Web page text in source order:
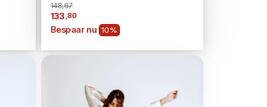
148,67
133 ,80
Bespaar nu 10%